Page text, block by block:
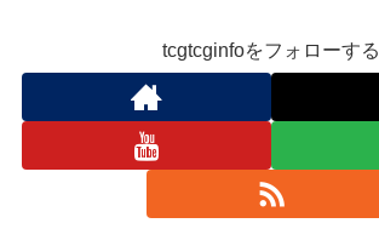
tcgtcginfoをフォローする